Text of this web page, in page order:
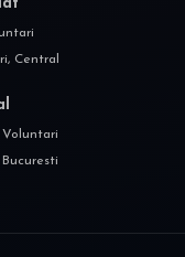
Central